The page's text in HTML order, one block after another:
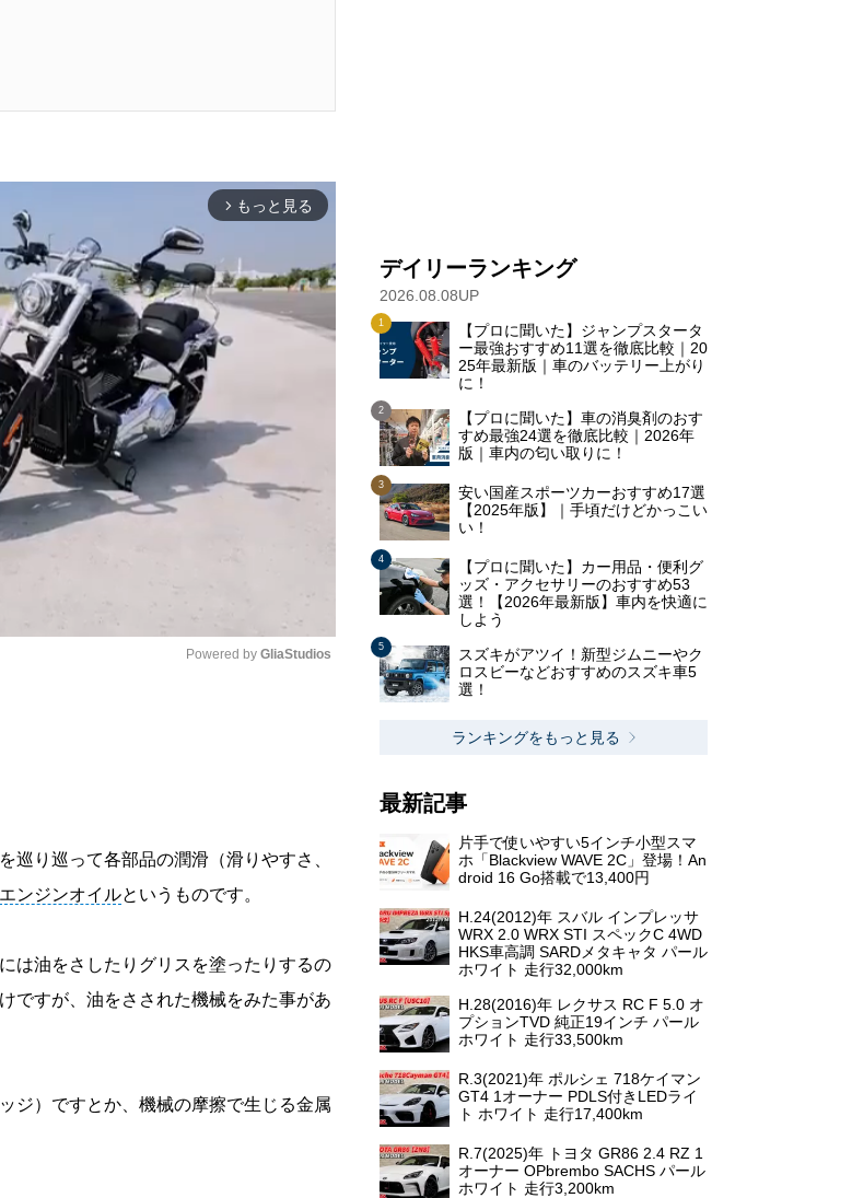
arrow_forward_ios もっと見る
Powered by GliaStudios
巡り巡って各部品の潤滑（滑りやすさ、
エンジンオイルというものです。
は油をさしたりグリスを塗ったりするの
ですが、油をさされた機械をみた事があ
ジ）ですとか、機械の摩擦で生じる金属
デイリーランキング
2026.08.08UP
【プロに聞いた】ジャンプスタータ
ー最強おすすめ11選を徹底比較｜20
25年最新版｜車のバッテリー上がり
に！
【プロに聞いた】車の消臭剤のおす
すめ最強24選を徹底比較｜2026年
版｜車内の匂い取りに！
安い国産スポーツカーおすすめ17選
【2025年版】｜手頃だけどかっこい
い！
【プロに聞いた】カー用品・便利グ
ッズ・アクセサリーのおすすめ53
選！【2026年最新版】車内を快適に
しよう
スズキがアツイ！新型ジムニーやク
ロスビーなどおすすめのスズキ車5
選！
ランキングをもっと見る
最新記事
片手で使いやすい5インチ小型スマ
ホ「Blackview WAVE 2C」登場！An
droid 16 Go搭載で13,400円
H.24(2012)年 スバル インプレッサ
WRX 2.0 WRX STI スペックC 4WD
HKS車高調 SARDメタキャタ パール
ホワイト 走行32,000km
H.28(2016)年 レクサス RC F 5.0 オ
プションTVD 純正19インチ パール
ホワイト 走行33,500km
R.3(2021)年 ポルシェ 718ケイマン
GT4 1オーナー PDLS付きLEDライ
ト ホワイト 走行17,400km
R.7(2025)年 トヨタ GR86 2.4 RZ 1
オーナー OPbrembo SACHS パール
ホワイト 走行3,200km